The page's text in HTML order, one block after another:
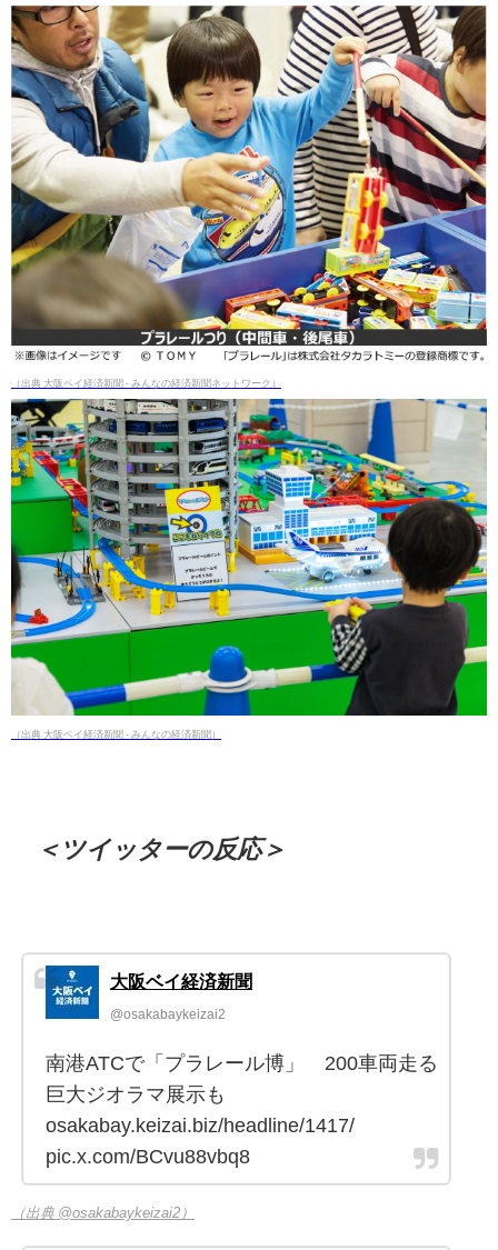
（出典 大阪ベイ経済新聞 - みんなの経済新聞ネットワーク）
（出典 大阪ベイ経済新聞 - みんなの経済新聞）
＜ツイッターの反応＞
大阪ベイ経済新聞
@osakabaykeizai2
南港ATCで「プラレール博」 200車両走る
巨大ジオラマ展示も
osakabay.keizai.biz/headline/1417/
pic.x.com/BCvu88vbq8
（出典 @osakabaykeizai2）